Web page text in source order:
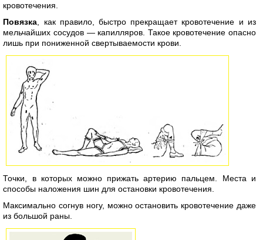
кровотечения.
Повязка , как правило, быстро прекращает кровотечение и из
мельчайших сосудов — капилляров. Такое кровотечение опасно
лишь при пониженной свертываемости крови.
Точки, в которых можно прижать артерию пальцем. Места и
способы наложения шин для остановки кровотечения.
Максимально согнув ногу, можно остановить кровотечение даже
из большой раны.